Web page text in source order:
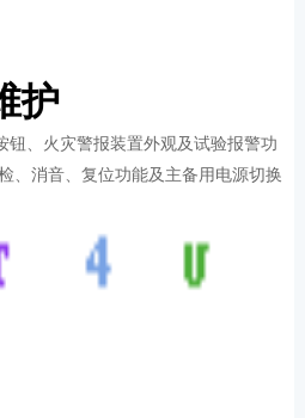
护
钮、火灾警报装置外观及试验报警功
、消音、复位功能及主备用电源切换